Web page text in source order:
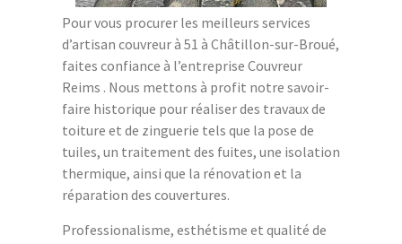
Pour vous procurer les meilleurs services
d’artisan couvreur à 51 à Châtillon-sur-Broué,
faites confiance à l’entreprise Couvreur
Reims . Nous mettons à profit notre savoir-
faire historique pour réaliser des travaux de
toiture et de zinguerie tels que la pose de
tuiles, un traitement des fuites, une isolation
thermique, ainsi que la rénovation et la
réparation des couvertures.
Professionalisme, esthétisme et qualité de